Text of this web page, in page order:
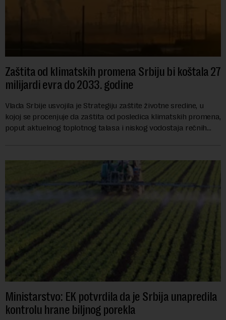
Zaštita od klimatskih promena Srbiju bi koštala 27
milijardi evra do 2033. godine
Vlada Srbije usvojila je Strategiju zaštite životne sredine, u
kojoj se procenjuje da zaštita od posledica klimatskih promena,
poput aktuelnog toplotnog talasa i niskog vodostaja rečnih
Ministarstvo: EK potvrdila da je Srbija unapredila
kontrolu hrane biljnog porekla